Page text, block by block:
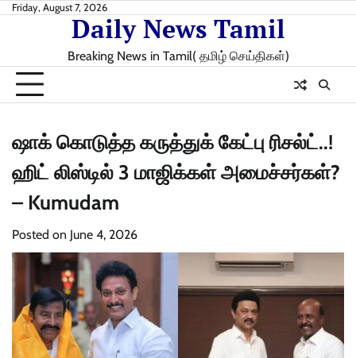
SkipFriday, August 7, 2026
Daily News Tamil
Breaking News in Tamil( தமிழ் செய்திகள்)
ஷாக் கொடுத்த கருத்துக் கேட்பு ரிசல்ட்..!
ஹிட் லிஸ்டில் 3 மாஜிக்கள் அமைச்சர்கள்?
– Kumudam
Posted on June 4, 2026